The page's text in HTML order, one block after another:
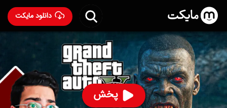
دانلود مایکت
پخش
استریم جی‌تی‌ای ۵: گرگینه و خون‌آشام - حسین آرتی‌جی
1404
۱۷۵ 95 % حسین آرتی‌جی